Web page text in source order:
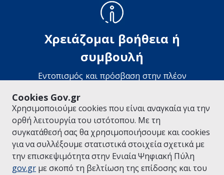
Cookies Gov.gr
Χρησιμοποιούμε cookies που είναι αναγκαία για την
ορθή λειτουργία του ιστότοπου. Με τη
συγκατάθεσή σας θα χρησιμοποιήσουμε και cookies
για να συλλέξουμε στατιστικά στοιχεία σχετικά με
την επισκεψιμότητα στην Ενιαία Ψηφιακή Πύλη
gov.gr με σκοπό τη βελτίωση της επίδοσης και του
Χρειάζομαι βοήθεια ή
συμβουλή
Εντοπισμός και πρόσβαση στην πλέον
ΕΠΙΣΚΕΦΘΕΙΤΕ ΤΟ GOV.GR ΤΟΜΕΙΣ ΠΟΛΙΤΙΚΗΣ
© Copyright 2026 - Υλοποίηση από το Υπουργείο Ψηφιακής
Διακυβέρνησης